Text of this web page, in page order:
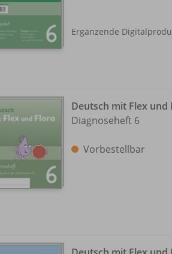
Ergänzende
Deutsch mit Flex und
Diagnoseheft 6
Vorbestellbar